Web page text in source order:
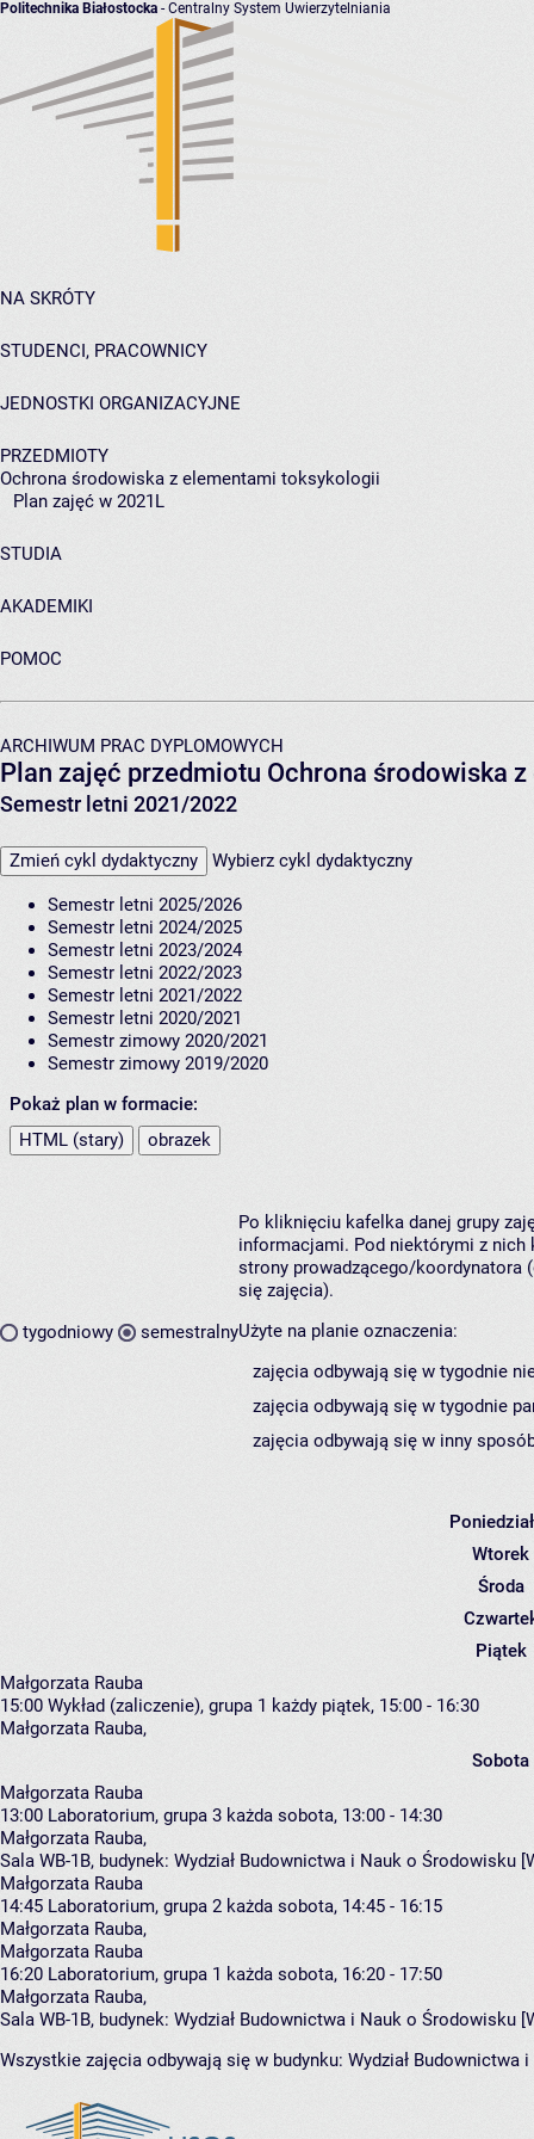
Politechnika Białostocka - Centralny System Uwierzytelniania
NA SKRÓTY
STUDENCI, PRACOWNICY
JEDNOSTKI ORGANIZACYJNE
PRZEDMIOTY
Ochrona środowiska z elementami toksykologii
Plan zajęć w 2021L
STUDIA
AKADEMIKI
POMOC
ARCHIWUM PRAC DYPLOMOWYCH
Plan zajęć przedmiotu Ochrona środowiska
Semestr letni 2021/2022
Zmień cykl dydaktyczny Wybierz cykl dydaktyczny
Semestr letni 2025/2026
Semestr letni 2024/2025
Semestr letni 2023/2024
Semestr letni 2022/2023
Semestr letni 2021/2022
Semestr letni 2020/2021
Semestr zimowy 2020/2021
Semestr zimowy 2019/2020
Pokaż plan w formacie:
HTML (stary)
obrazek
tygodniowy semestralny
Po kliknięciu kafelka danej grupy
informacjami. Pod niektórymi z nich
strony prowadzącego/koordynatora
się zajęcia).
Użyte na planie oznaczenia:
zajęcia odbywają się w tygodnie
zajęcia odbywają się w tygodnie
zajęcia odbywają się w inny
Wtorek
Środa
Piątek
Małgorzata Rauba
15:00 Wykład (zaliczenie), grupa 1 każdy piątek, 15:00 - 16:30
Małgorzata Rauba,
Sobota
Małgorzata Rauba
13:00 Laboratorium, grupa 3 każda sobota, 13:00 - 14:30
Małgorzata Rauba,
Sala WB-1B, budynek: Wydział Budownictwa i Nauk o Środowisku
Małgorzata Rauba
14:45 Laboratorium, grupa 2 każda sobota, 14:45 - 16:15
Małgorzata Rauba,
Małgorzata Rauba
16:20 Laboratorium, grupa 1 każda sobota, 16:20 - 17:50
Małgorzata Rauba,
Sala WB-1B, budynek: Wydział Budownictwa i Nauk o Środowisku
Wszystkie zajęcia odbywają się w budynku: Wydział Budownictwa